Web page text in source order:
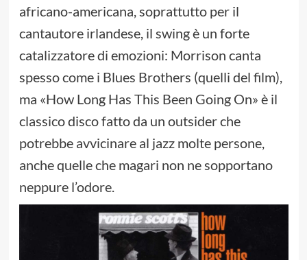
africano-americana, soprattutto per il
cantautore irlandese, il swing è un forte
catalizzatore di emozioni: Morrison canta
spesso come i Blues Brothers (quelli del film),
ma «How Long Has This Been Going On» è il
classico disco fatto da un outsider che
potrebbe avvicinare al jazz molte persone,
anche quelle che magari non ne sopportano
neppure l’odore.